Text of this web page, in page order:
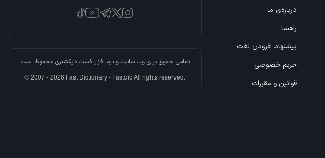
درباره‌ی ما
راهنما
پیشنهاد افزودن لغت
حریم خصوصی
قوانین و مقررات
تمامی حقوق برای وب سایت و نرم افزار فست دیکشنریمحفوظ است.
© 2007 - 2026 Fast Dictionary - Fastdic All rights reserved.